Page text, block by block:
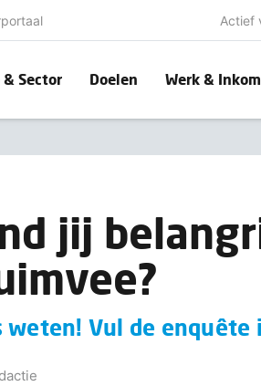
Actief
& Sector Doelen Werk &
jij
weten! Vul de enquête